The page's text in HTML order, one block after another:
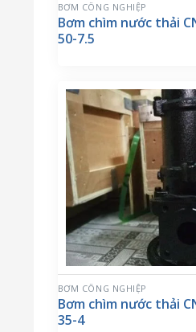
BƠM CÔNG NGHIỆP
Bơm chìm nước thải
50-7.5
BƠM CÔNG NGHIỆP
Bơm chìm nước thải
35-4